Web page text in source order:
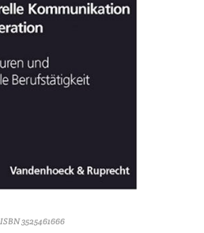
ISBN 3525461666